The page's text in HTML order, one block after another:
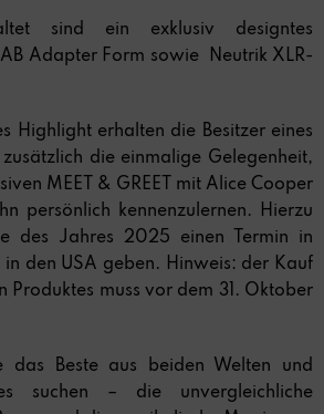
sind ein exklusiv designtes
Adapter Form sowie Neutrik XLR-
Highlight erhalten die Besitzer eines
die einmalige Gelegenheit,
MEET & GREET mit Alice Cooper
persönlich kennenzulernen. Hierzu
des Jahres 2025 einen Termin in
in den USA geben. Hinweis: der Kauf
Produktes muss vor dem 31. Oktober
das Beste aus beiden Welten und
suchen – die unvergleichliche